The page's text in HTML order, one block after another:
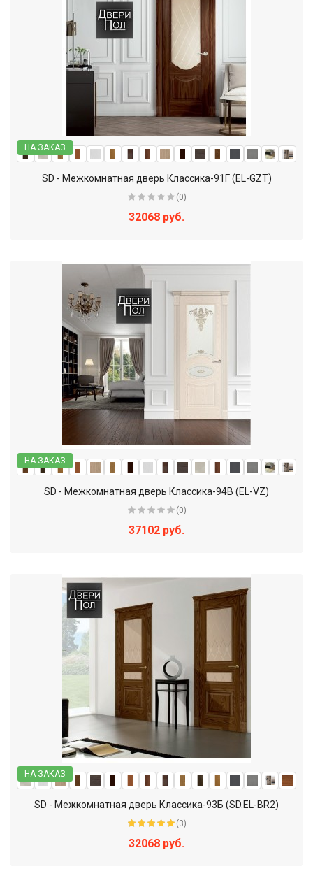
НА ЗАКАЗ
SD - Межкомнатная дверь Классика-91Г (EL-GZT)
(0)
32068 руб.
НА ЗАКАЗ
SD - Межкомнатная дверь Классика-94В (EL-VZ)
(0)
37102 руб.
НА ЗАКАЗ
SD - Межкомнатная дверь Классика-93Б (SD.EL-BR2)
(3)
32068 руб.